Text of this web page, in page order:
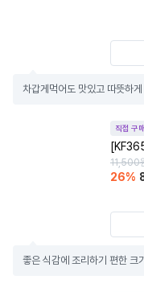
차갑게먹어도 맛있고 따뜻하
직접 구
11,500
26%
좋은 식감에 조리하기 편한 크기